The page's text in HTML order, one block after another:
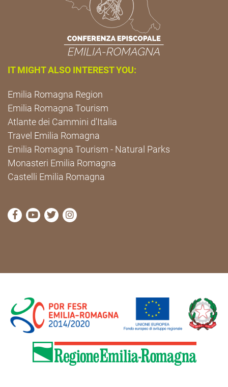
IT MIGHT ALSO INTEREST YOU:
Emilia Romagna Region
Emilia Romagna Tourism
Atlante dei Cammini d'Italia
Travel Emilia Romagna
Emilia Romagna Tourism - Natural Parks
Monasteri Emilia Romagna
Castelli Emilia Romagna
visit Cammini Emilia-Romagna Facebook profile
visit Cammini Emilia-Romagna YouTube profile
visit Cammini Emilia-Romagna Twitter
visit Cammini Emilia-Romagna